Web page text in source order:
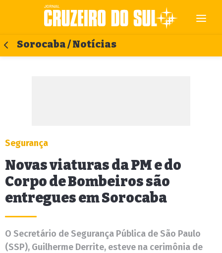
Sorocaba / Notícias
Segurança
Novas viaturas da PM e do
Corpo de Bombeiros são
entregues em Sorocaba
O Secretário de Segurança Pública de São Paulo
(SSP), Guilherme Derrite, esteve na cerimônia de